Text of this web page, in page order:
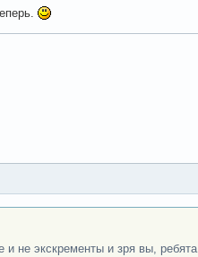
и не экскременты и зря вы,